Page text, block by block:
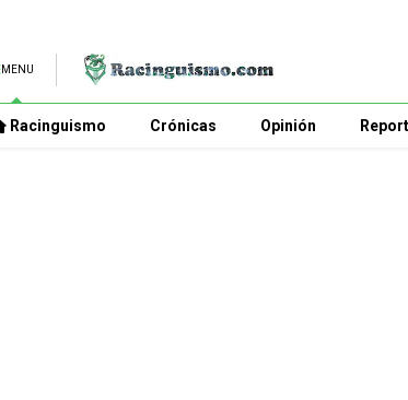
MENU
Racinguismo Crónicas Opinión